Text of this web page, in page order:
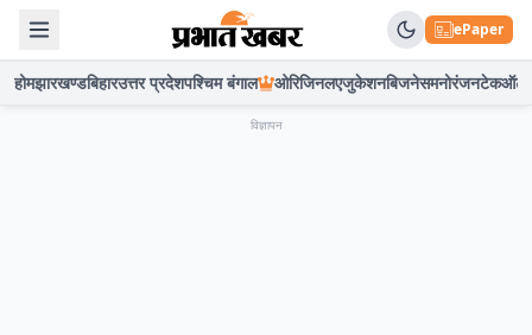
ePaper
होमझारखण्डबिहारउत्तर प्रदेशपश्चिम बंगाल ओरिजिनलएजुकेशनबिजनेसमनोरंजनटेकऑटो
विज्ञापन